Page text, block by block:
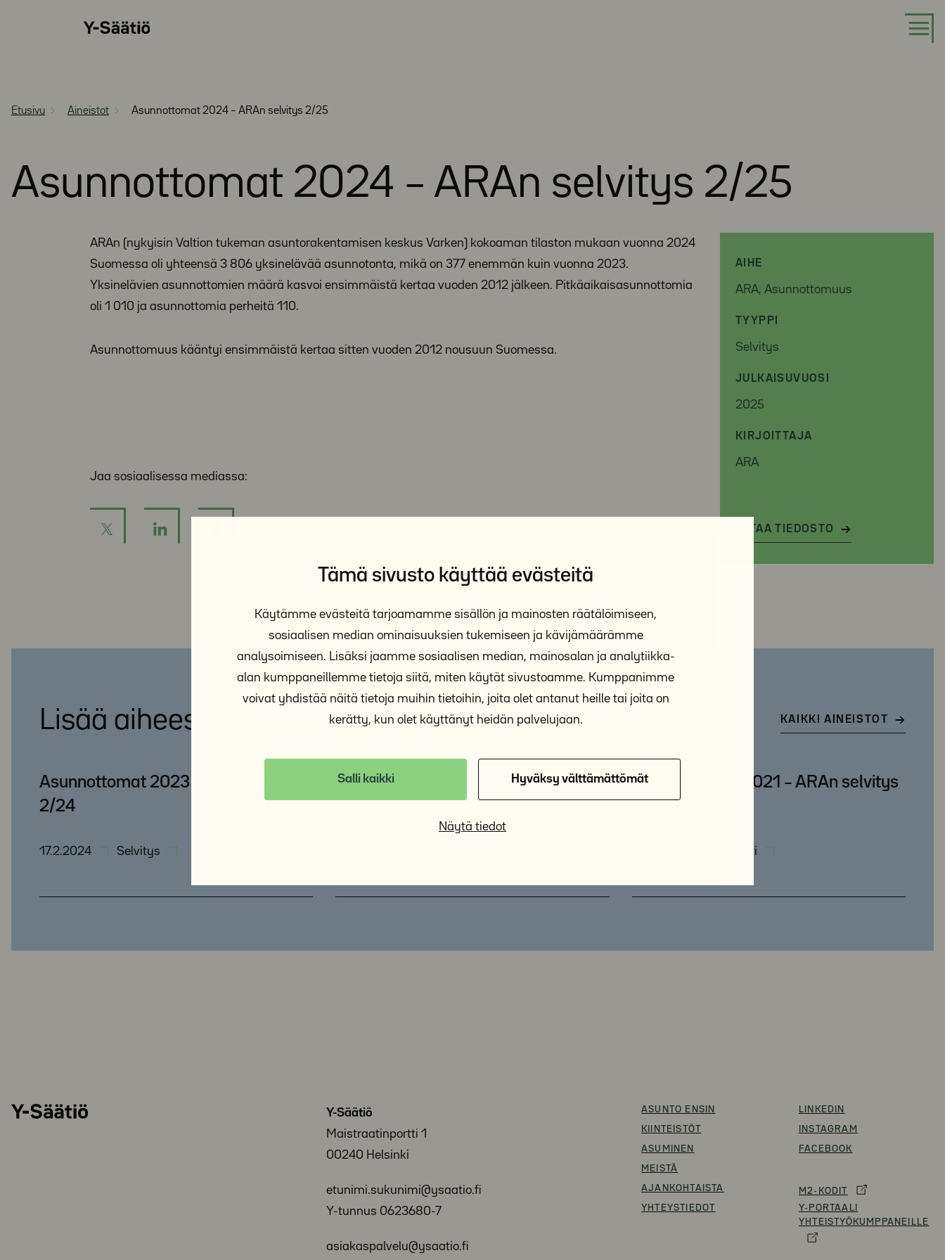
Tämä sivusto käyttää evästeitä
Käytämme evästeitä tarjoamamme sisällön ja mainosten räätälöimiseen,
sosiaalisen median ominaisuuksien tukemiseen ja kävijämäärämme
analysoimiseen. Lisäksi jaamme sosiaalisen median, mainosalan ja analytiikka-
alan kumppaneillemme tietoja siitä, miten käytät sivustoamme. Kumppanimme
voivat yhdistää näitä tietoja muihin tietoihin, joita olet antanut heille tai joita on
kerätty, kun olet käyttänyt heidän palvelujaan.
Salli kaikki Hyväksy välttämättömät
Näytä tiedot
Etusivu Aineistot Asunnottomat 2024 – ARAn selvitys 2/25
Asunnottomat 2024 – ARAn selvitys 2/25
AIHE
ARA, Asunnottomuus
TYYPPI
Selvitys
JULKAISUVUOSI
2025
KIRJOITTAJA
ARA
LATAA TIEDOSTO
ARAn (nykyisin Valtion tukeman asuntorakentamisen keskus Varken) kokoaman tilaston mukaan vuonna 2024
Suomessa oli yhteensä 3 806 yksinelävää asunnotonta, mikä on 377 enemmän kuin vuonna 2023.
Yksinelävien asunnottomien määrä kasvoi ensimmäistä kertaa vuoden 2012 jälkeen. Pitkäaikaisasunnottomia
oli 1 010 ja asunnottomia perheitä 110.
Asunnottomuus kääntyi ensimmäistä kertaa sitten vuoden 2012 nousuun Suomessa.
Jaa sosiaalisessa mediassa:
Lisää aiheesta KAIKKI AINEISTOT
Asunnottomat 2023 – ARAn selvitys
2/24
17.2.2024 Selvitys
Asunnottomat 2022 – ARAn selvitys
Asunnottomat 2021 – ARAn selvitys
Raportti
Y-
Y-Säätiö
Maistraatinportti 1
00240 Helsinki
etunimi.sukunimi@ysaatio.fi
Y-tunnus 0623680-7
asiakaspalvelu@ysaatio.fi
ASUNTO ENSIN
KIINTEISTÖT
ASUMINEN
MEISTÄ
AJANKOHTAISTA
YHTEYSTIEDOT
LINKEDIN
INSTAGRAM
FACEBOOK
M2-KODIT
Y-PORTAALI
YHTEISTYÖKUMPPANEILLE